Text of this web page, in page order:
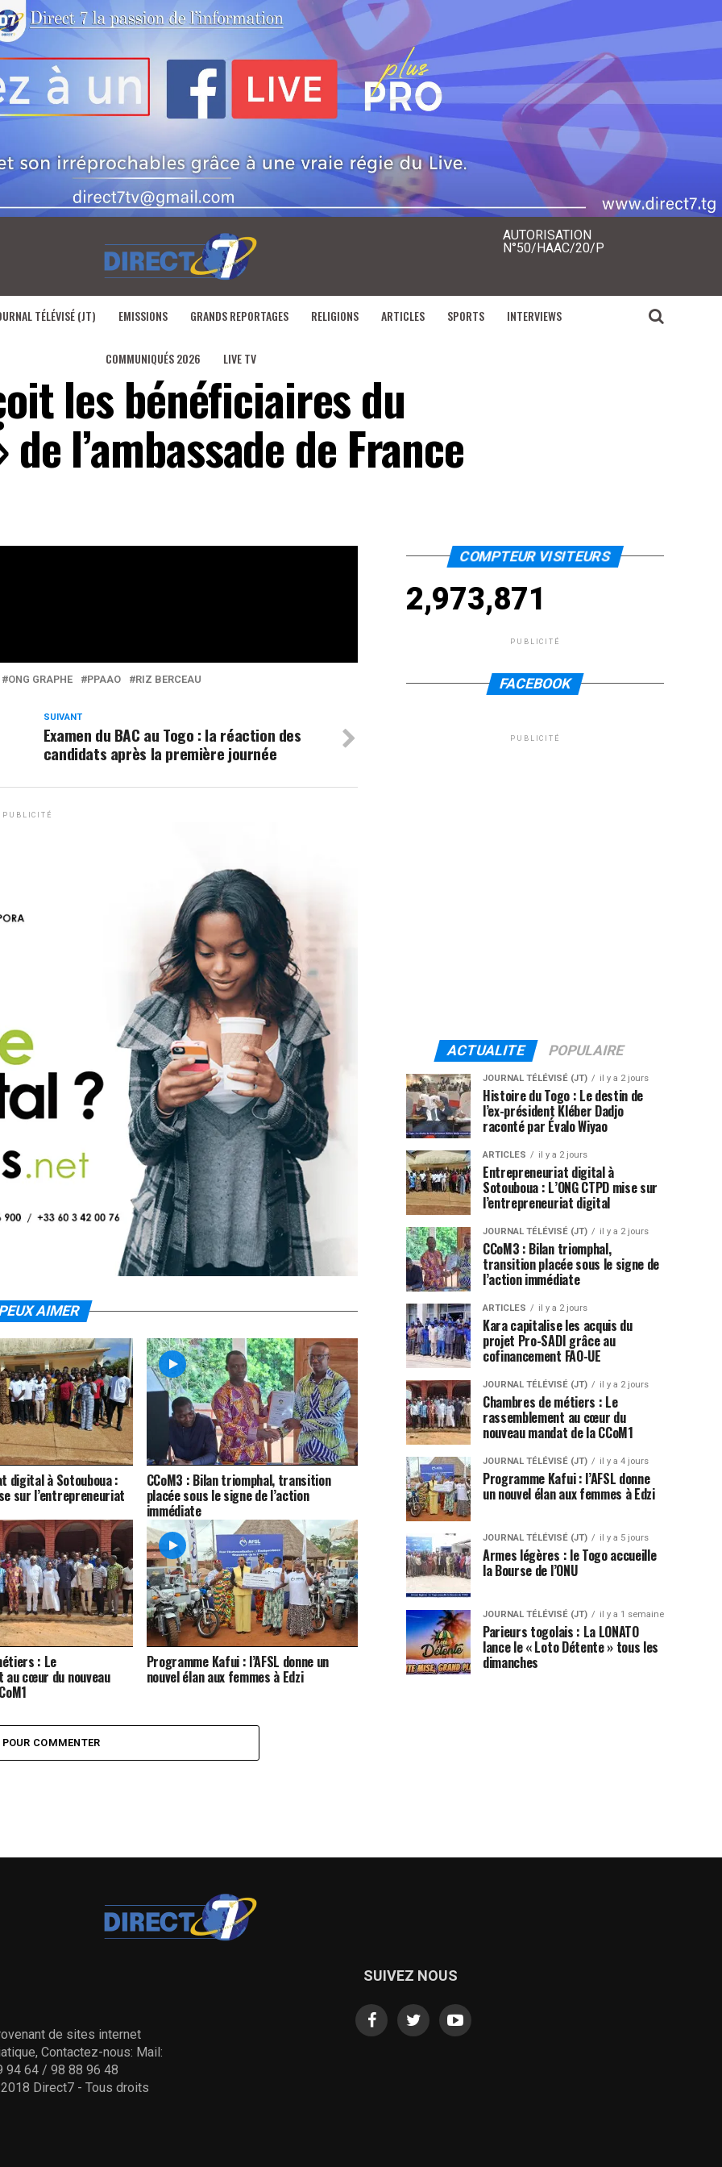
AUTORISATION
N°50/HAAC/20/P
TÉLÉVISÉ (JT) EMISSIONS GRANDS REPORTAGES RELIGIONS ARTICLES SPORTS INTERVIEWS
COMMUNIQUÉS 2026 LIVE TV
les bénéficiaires du
l’ambassade de France
ONG GRAPHE PPAAO RIZ BERCEAU
SUIVANT
Examen du BAC au Togo : la réaction des
candidats après la première journée
PUBLICITÉ
AIMER
digital à Sotouboua :
sur l’entrepreneuriat
CCoM3 : Bilan triomphal, transition
placée sous le signe de l’action
immédiate
: Le
au cœur du nouveau
Programme Kafui : l’AFSL donne un
nouvel élan aux femmes à Edzi
COMMENTER
COMPTEUR VISITEURS
2,973,871
PUBLICITÉ
FACEBOOK
PUBLICITÉ
ACTUALITE POPULAIRE
JOURNAL TÉLÉVISÉ (JT) il y a 2 jours
Histoire du Togo : Le destin de
l’ex-président Kléber Dadjo
raconté par Évalo Wiyao
ARTICLES il y a 2 jours
Entrepreneuriat digital à
Sotouboua : L’ONG CTPD mise sur
l’entrepreneuriat digital
JOURNAL TÉLÉVISÉ (JT) il y a 2 jours
CCoM3 : Bilan triomphal,
transition placée sous le signe de
l’action immédiate
ARTICLES il y a 2 jours
Kara capitalise les acquis du
projet Pro-SADI grâce au
cofinancement FAO-UE
JOURNAL TÉLÉVISÉ (JT) il y a 2 jours
Chambres de métiers : Le
rassemblement au cœur du
nouveau mandat de la CCoM1
JOURNAL TÉLÉVISÉ (JT) il y a 4 jours
Programme Kafui : l’AFSL donne
un nouvel élan aux femmes à Edzi
JOURNAL TÉLÉVISÉ (JT) il y a 5 jours
Armes légères : le Togo accueille
la Bourse de l’ONU
JOURNAL TÉLÉVISÉ (JT) il y a 1 semaine
Parieurs togolais : La LONATO
lance le « Loto Détente » tous les
dimanches
de sites internet
Contactez-nous: Mail:
94 64 / 98 88 96 48
Direct7 - Tous droits
SUIVEZ NOUS